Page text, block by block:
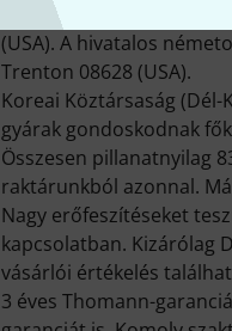
A(z) D'Angelico
(USA). A hivatalos
Trenton 08628 (USA).
Koreai Köztársaság
gyárak gondoskodnak
Összesen pillanatnyilag
raktárunkból azonnal.
Nagy erőfeszítéseket
kapcsolatban. Kizárólag
vásárlói értékelés
3 éves Thomann-